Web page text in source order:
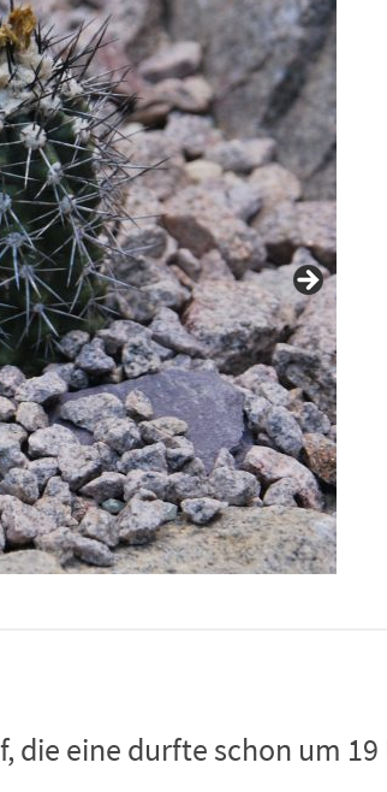
eine durfte schon um